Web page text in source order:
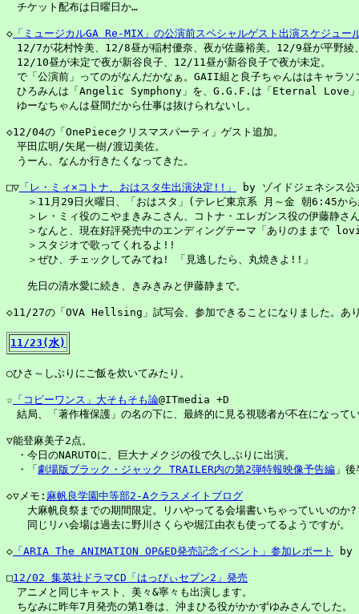
チケット配布は日曜日か…
◇ 「ミュージカルGA Re-MIX」の公演前スペシャルゲスト出演スケジュー
12/7が花村怜美、12/8昼が稲村優奈、夜が佐藤裕美。12/9昼が平野
12/10昼が未定で夜が新谷良子、12/11昼が新谷良子で夜が未定。
で「公演前」ってのがなんだかなぁ。GAII組と良子ちゃんははキャラソ
ひろみんは「Angelic Symphony」を、G.G.F.は「Eternal Love」
ゆーなちゃんは昼間だから仕事は抜けられないし。
◇12/04の「OnePieceクリスマスパーティ」ゲスト追加。
平田広明/矢尾一樹/渡辺美佐。
うーん、なんか行きたくなってきた。
□▽ 「レ・ミィ×コトナ、おはスタ生出演決定!!」
by ゾイドジェネシス公
＞11月29日火曜日、「おはスタ」(テレビ東京系 月～金 朝6:45から
＞レ・ミィ役のこやまきみこさん、コトナ・エレガンス役の伊藤静さ
＞なんと、現在好評発売中のエンディングテーマ「ありのままで
＞スタジオで歌ってくれるよ!!
＞ぜひ、チェックしてみてね! 「見逃したら、丸焼きよ!!」
先日の清水愛に続き、きみきみと伊藤静まで。
◇11/27の「OVA Hellsing」試写会、参加できることになりました。あ
11/23(水)
○ひさ～しぶりにご飯を炊いてみたり。
☆ 「コピーワンス」大そもそも論@ITmedia +D
結局、「著作権保護」の名の下に、最終的に見る視聴者が不在になって
▽能登麻美子2点。
・今日のNARUTOに、巨大ナメクジの役で久しぶりに出演。
・「 劇場版ブラック・ジャック TRAILER内の第2弾特報映像予告編 」
◇▽メモ: 麻帆良学園中等部2-Aクラスメイトブログ
大麻帆良祭までの期間限定。リハやってる会場書いちゃっていいのか?
同じリハ会場は過去に野川さくらや堀江由衣も使ってるようですが。
◇ 「ARIA The ANIMATION OP&ED発売記念イベント」参加レポート by
□12/02 集英社ドラマCD「はっぴぃセブン2」発売
アニメと同じキャスト、美々&寧々も出演します。
ちなみに昨年7月発売の第1巻は、沖まひる役がかかずゆみさんでした。